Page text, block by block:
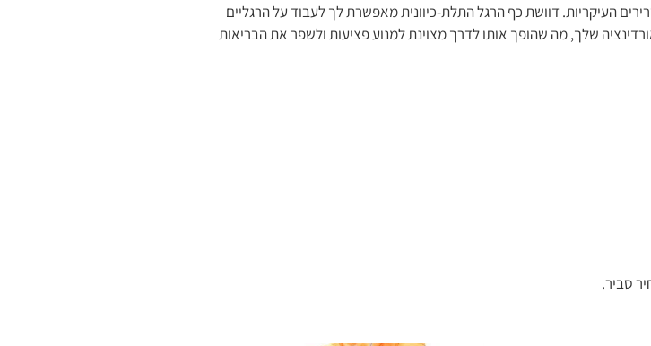
העיקריות. דוושת כף הרגל התלת-כיוונית מאפשרת לך לעבוד על הרגליים
שלך, מה שהופך אותו לדרך מצוינת למנוע פציעות ולשפר את הבריאות
סביר.